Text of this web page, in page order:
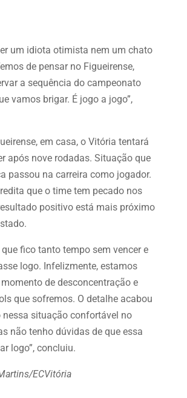
um idiota otimista nem um chato
de pensar no Figueirense,
a sequência do campeonato
vamos brigar. É jogo a jogo”,
em casa, o Vitória tentará
após nove rodadas. Situação que
passou na carreira como jogador.
que o time tem pecado nos
positivo está mais próximo
que fico tanto tempo sem vencer e
logo. Infelizmente, estamos
de desconcentração e
que sofremos. O detalhe acabou
nessa situação confortável no
não tenho dúvidas de que essa
logo”, concluiu.
ECVitória